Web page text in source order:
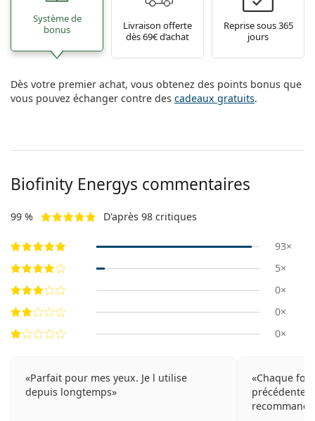
Système de
bonus
Livraison offerte
dès 69€ d’achat
Reprise sous 365
jours
Dès votre premier achat, vous obtenez des points bonus que
vous pouvez échanger contre des cadeaux gratuits.
Biofinity Energys commentaires
99 % D'après 98 critiques
93×
5×
0×
0×
0×
Parfait pour mes yeux. Je l utilise
depuis longtemps
Chaque
précédente